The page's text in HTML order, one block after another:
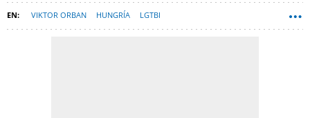
VIKTOR ORBAN HUNGRÍA LGTBI